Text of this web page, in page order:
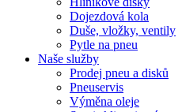
Dojezdová kola
Duše, vložky, ventily
Pytle na pneu
Naše služby
Prodej pneu a disků
Pneuservis
Výměna oleje